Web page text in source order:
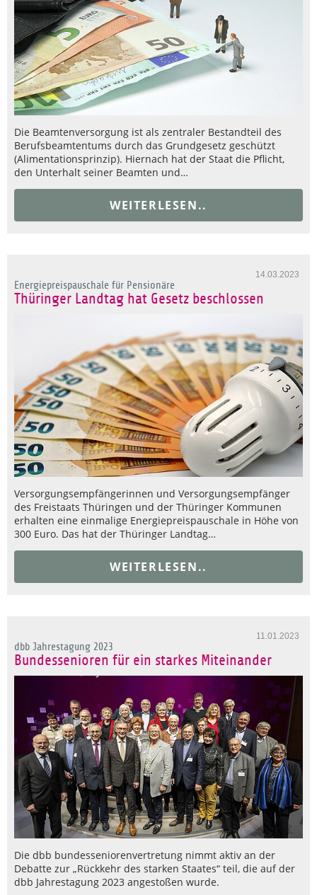
Die Beamtenversorgung ist als zentraler Bestandteil des
Berufsbeamtentums durch das Grundgesetz geschützt
(Alimentationsprinzip). Hiernach hat der Staat die Pflicht,
den Unterhalt seiner Beamten und…
WEITERLESEN..
14.03.2023
Energiepreispauschale für Pensionäre
Thüringer Landtag hat Gesetz beschlossen
Versorgungsempfängerinnen und Versorgungsempfänger
des Freistaats Thüringen und der Thüringer Kommunen
erhalten eine einmalige Energiepreispauschale in Höhe von
300 Euro. Das hat der Thüringer Landtag…
WEITERLESEN..
11.01.2023
dbb Jahrestagung 2023
Bundessenioren für ein starkes Miteinander
Die dbb bundesseniorenvertretung nimmt aktiv an der
Debatte zur „Rückkehr des starken Staates“ teil, die auf der
dbb Jahrestagung 2023 angestoßen wurde.